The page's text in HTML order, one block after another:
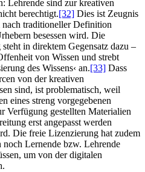
Lehrende sind zur kreativen
berechtigt.[32] Dies ist Zeugnis
traditioneller Definition
besessen wird. Die
in direktem Gegensatz dazu –
von Wissen und strebt
des Wissens‹ an.[33] Dass
von der kreativen
sind, ist problematisch, weil
eines streng vorgegebenen
Verfügung gestellten Materialien
erst angepasst werden
Die freie Lizenzierung hat zudem
noch Lernende bzw. Lehrende
um von der digitalen